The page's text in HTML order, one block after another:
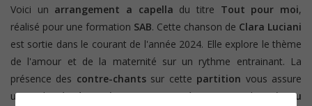
Voici un arrangement a capella du titre Tout pour moi,
réalisé pour une formation SAB. Cette chanson de Clara Luciani
est sortie dans le courant de l'année 2024. Elle explore le thème
de l'amour et de la maternité sur un rythme entrainant. La
présence des contre-chantssur cette partition vous assure
un rendu trèsdynamiqueet convient à un groupe d'unniveau